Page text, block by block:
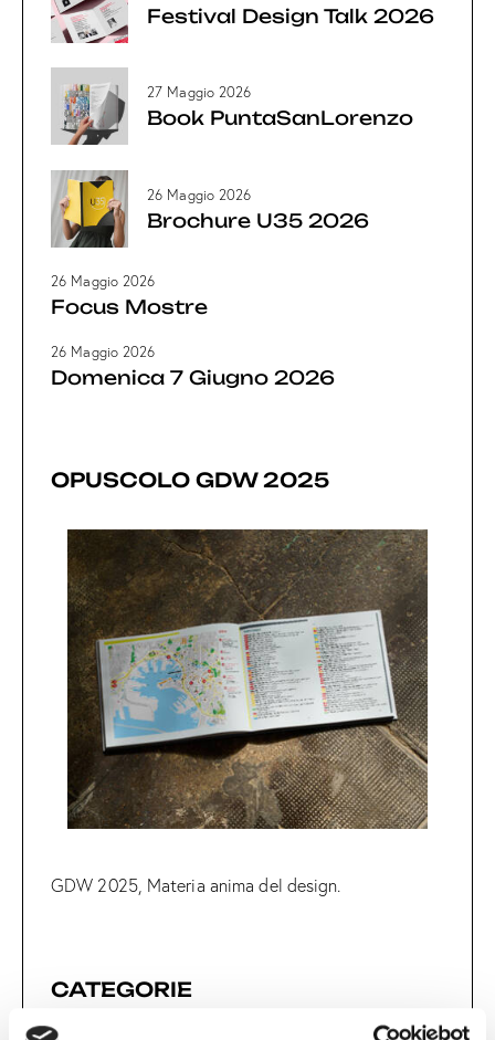
Festival Design Talk 2026
27 Maggio 2026
Book PuntaSanLorenzo
26 Maggio 2026
Brochure U35 2026
26 Maggio 2026
Focus Mostre
26 Maggio 2026
Domenica 7 Giugno 2026
OPUSCOLO GDW 2025
GDW 2025, Materia anima del design.
CATEGORIE